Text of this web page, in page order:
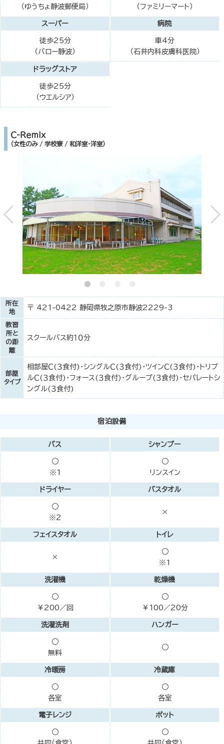
（ゆうちょ静波郵便局）
（ファミリーマート）
スーパー
徒歩25分
（バロー静波）
病院
車4分
（石井内科皮膚科医院）
ドラッグストア
徒歩25分
（ウエルシア）
Ｃ-Ｒｅｍｉｘ
（女性のみ / 学校寮 / 和洋室・洋室）
所在
地
〒 421-0422 静岡県牧之原市静波2229-3
教習
所と
の距
離
スクールバス約１０分
部屋
タイプ
相部屋Ｃ(３食付)・シングルＣ(３食付)・ツインＣ(３食付)・トリプ
ルＣ(３食付)・フォース(３食付)・グループ(３食付)・セパレートシ
ングル(３食付)
宿泊設備
バス
○
※1
シャンプー
○
リンスイン
ドライヤー
○
※2
バスタオル
×
フェイスタオル
×
トイレ
○
※1
洗濯機
○
￥200／回
乾燥機
○
￥100／20分
洗濯洗剤
○
無料
ハンガー
○
冷暖房
○
各室
冷蔵庫
○
各室
電子レンジ
○
ポット
○